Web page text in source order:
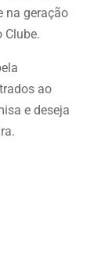
na geração
Clube.
ao
e deseja